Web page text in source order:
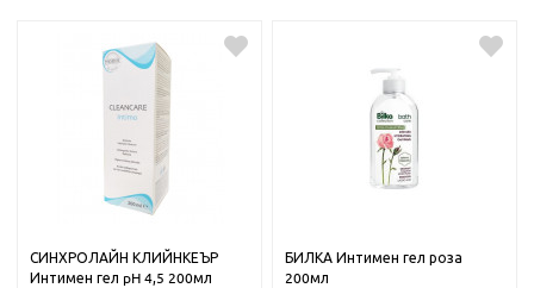
СИНХРОЛАЙН КЛИЙНКЕЪР
Интимен гел pH 4,5 200мл
БИЛКА Интимен гел роза
200мл